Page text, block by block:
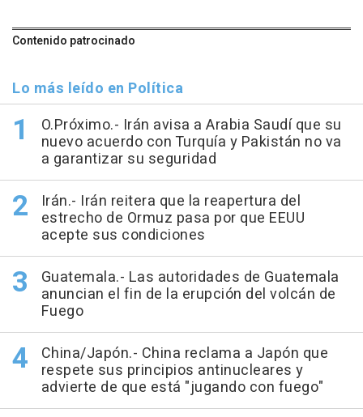
Contenido patrocinado
Lo más leído en Política
O.Próximo.- Irán avisa a Arabia Saudí que su
nuevo acuerdo con Turquía y Pakistán no va
a garantizar su seguridad
Irán.- Irán reitera que la reapertura del
estrecho de Ormuz pasa por que EEUU
acepte sus condiciones
Guatemala.- Las autoridades de Guatemala
anuncian el fin de la erupción del volcán de
Fuego
China/Japón.- China reclama a Japón que
respete sus principios antinucleares y
advierte de que está "jugando con fuego"